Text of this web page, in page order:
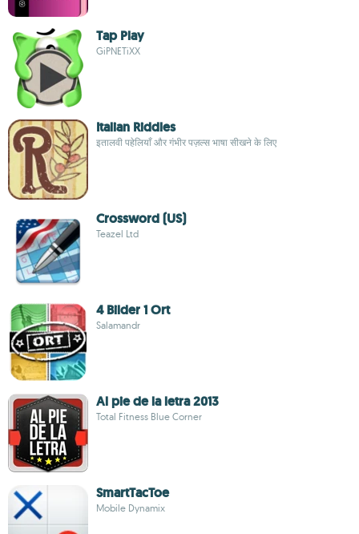
Tap Play
GiPNETiXX
Italian Riddles
इतालवी पहेलियाँ और गंभीर पज़ल्स भाषा सीखने के लिए
Crossword (US)
Teazel Ltd
4 Bilder 1 Ort
Salamandr
Al pie de la letra 2013
Total Fitness Blue Corner
SmartTacToe
Mobile Dynamix